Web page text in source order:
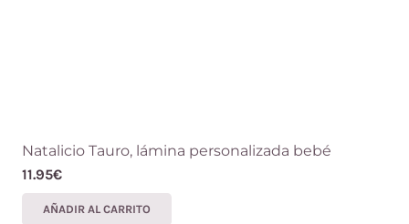
Natalicio Tauro, lámina personalizada bebé
11.95€
AÑADIR AL CARRITO